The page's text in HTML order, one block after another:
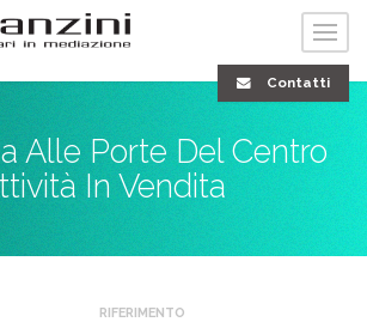
Contatti
Alle Porte Del Centro
In Vendita
RIFERIMENTO